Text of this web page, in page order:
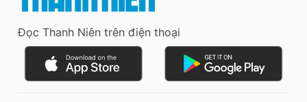
Đọc Thanh Niên trên điện thoại